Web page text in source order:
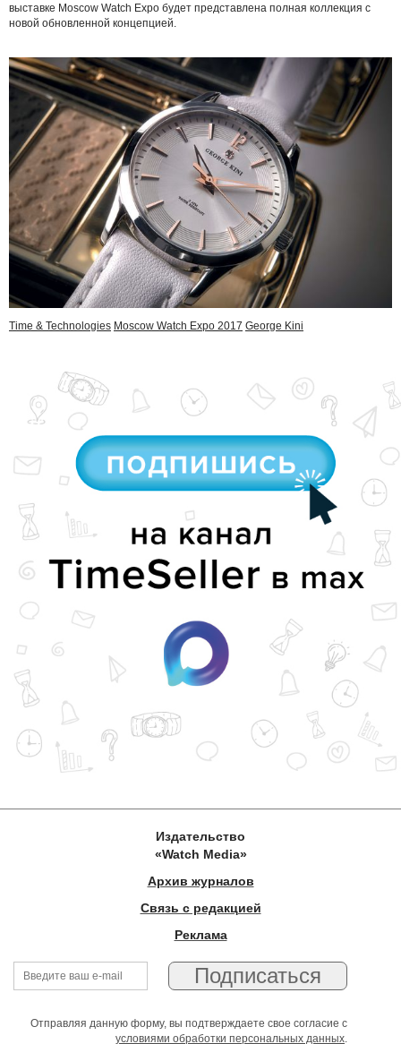
выставке Moscow Watch Expo будет представлена полная коллекция с
новой обновленной концепцией.
Time & Technologies Moscow Watch Expo 2017 George Kini
Издательство
«Watch Media»
Архив журналов
Связь с редакцией
Реклама
Отправляя данную форму, вы подтверждаете свое согласие с
условиями обработки персональных данных.